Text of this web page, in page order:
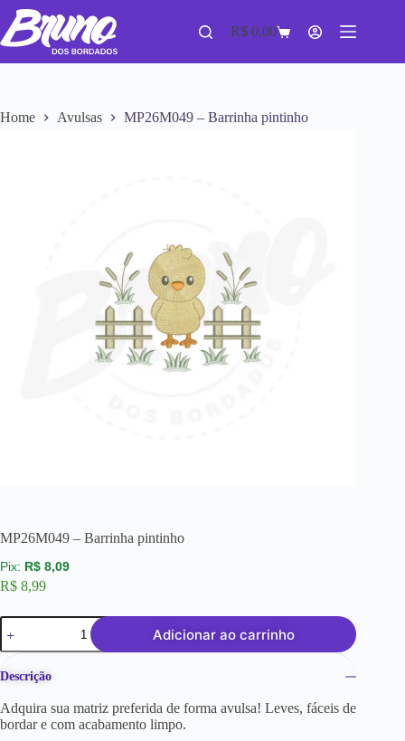
R$ 0,00
Home Avulsas MP26M049 – Barrinha pintinho
MP26M049 – Barrinha pintinho
R$ 8,09
R$ 8,99
Adicionar ao carrinho
Descrição
Adquira sua matriz preferida de forma avulsa! Leves, fáceis de
bordar e com acabamento limpo.